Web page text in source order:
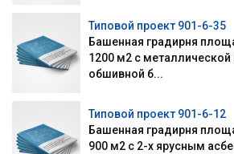
Типовой проект 901-6-35
Башенная градирня
1200 м2 с металлической
обшивной б...
Типовой проект 901-6-12
Башенная градирня
900 м2 с 2-х ярусным